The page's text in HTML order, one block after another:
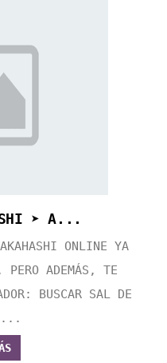
➤ A...
ONLINE YA
ADEMÁS, TE
BUSCAR SAL DE
...